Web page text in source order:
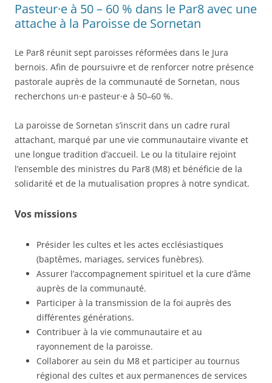
Pasteur·e à 50 – 60 % dans le Par8 avec une
attache à la Paroisse de Sornetan
Le Par8 réunit sept paroisses réformées dans le Jura
bernois. Afin de poursuivre et de renforcer notre présence
pastorale auprès de la communauté de Sornetan, nous
recherchons un·e pasteur·e à 50–60 %.
La paroisse de Sornetan s’inscrit dans un cadre rural
attachant, marqué par une vie communautaire vivante et
une longue tradition d’accueil. Le ou la titulaire rejoint
l’ensemble des ministres du Par8 (M8) et bénéficie de la
solidarité et de la mutualisation propres à notre syndicat.
Vos missions
Présider les cultes et les actes ecclésiastiques
(baptêmes, mariages, services funèbres).
Assurer l’accompagnement spirituel et la cure d’âme
auprès de la communauté.
Participer à la transmission de la foi auprès des
différentes générations.
Contribuer à la vie communautaire et au
rayonnement de la paroisse.
Collaborer au sein du M8 et participer au tournus
régional des cultes et aux permanences de services